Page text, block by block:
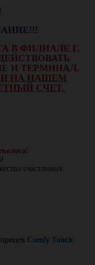
В ФИЛИАЛЕ Г.
И ТЕРМИНАЛ.
НА НАШЕМ
СЧЕТ.
счастливых
Comfy Touch